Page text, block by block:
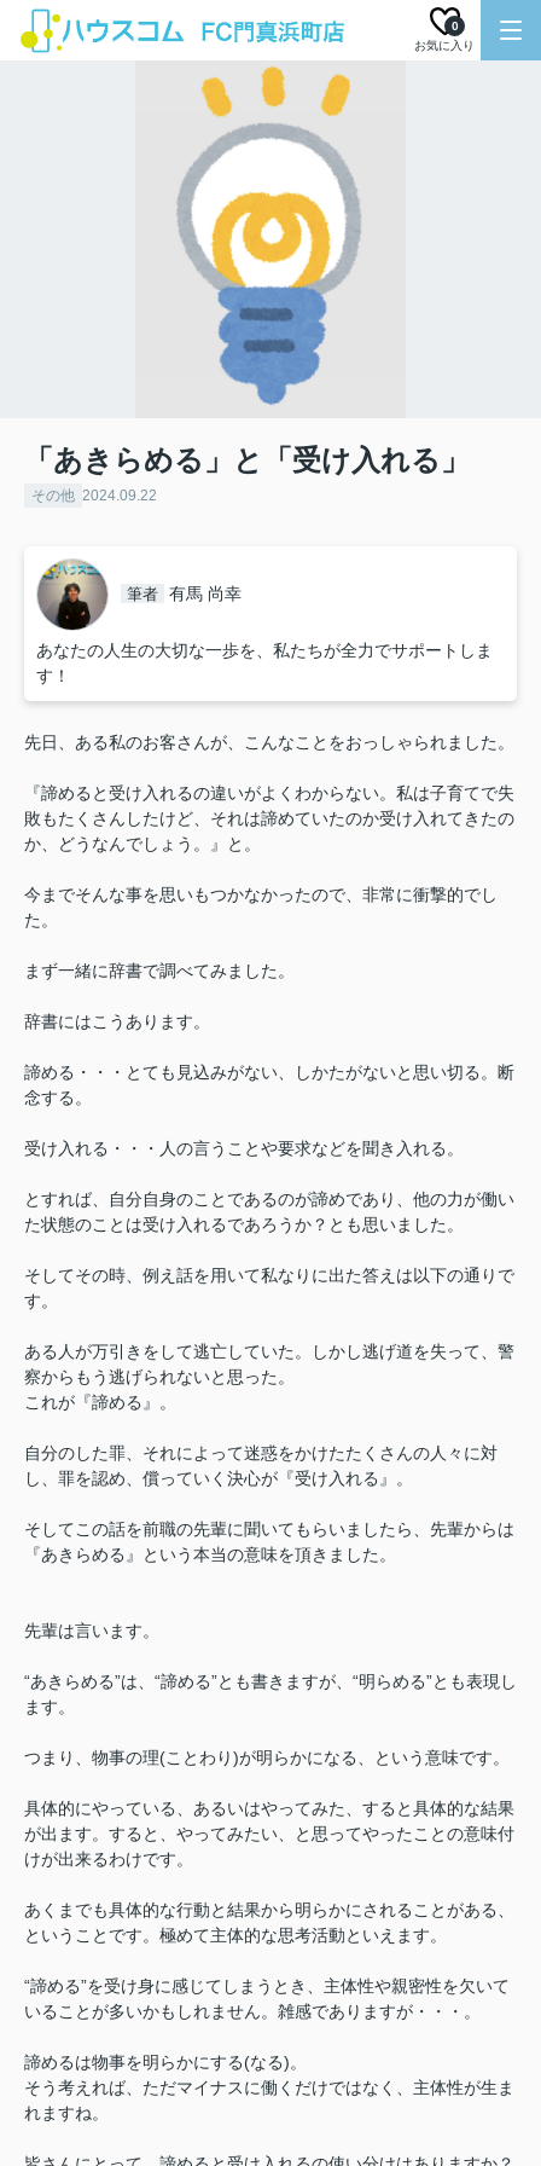
お気に入り
0
「あきらめる」と「受け入れる」
その他 2024.09.22
筆者 有馬 尚幸
あなたの人生の大切な一歩を、私たちが全力でサポートしま
す！
先日、ある私のお客さんが、こんなことをおっしゃられました。
『諦めると受け入れるの違いがよくわからない。私は子育てで失
敗もたくさんしたけど、それは諦めていたのか受け入れてきたの
か、どうなんでしょう。』と。
今までそんな事を思いもつかなかったので、非常に衝撃的でし
た。
まず一緒に辞書で調べてみました。
辞書にはこうあります。
諦める・・・とても見込みがない、しかたがないと思い切る。断
念する。
受け入れる・・・人の言うことや要求などを聞き入れる。
とすれば、自分自身のことであるのが諦めであり、他の力が働い
た状態のことは受け入れるであろうか？とも思いました。
そしてその時、例え話を用いて私なりに出た答えは以下の通りで
す。
ある人が万引きをして逃亡していた。しかし逃げ道を失って、警
察からもう逃げられないと思った。
これが『諦める』。
自分のした罪、それによって迷惑をかけたたくさんの人々に対
し、罪を認め、償っていく決心が『受け入れる』。
そしてこの話を前職の先輩に聞いてもらいましたら、先輩からは
『あきらめる』という本当の意味を頂きました。
先輩は言います。
“あきらめる”は、“諦める”とも書きますが、“明らめる”とも表現し
ます。
つまり、物事の理(ことわり)が明らかになる、という意味です。
具体的にやっている、あるいはやってみた、すると具体的な結果
が出ます。すると、やってみたい、と思ってやったことの意味付
けが出来るわけです。
あくまでも具体的な行動と結果から明らかにされることがある、
ということです。極めて主体的な思考活動といえます。
“諦める”を受け身に感じてしまうとき、主体性や親密性を欠いて
いることが多いかもしれません。雑感でありますが・・・。
諦めるは物事を明らかにする(なる)。
そう考えれば、ただマイナスに働くだけではなく、主体性が生ま
れますね。